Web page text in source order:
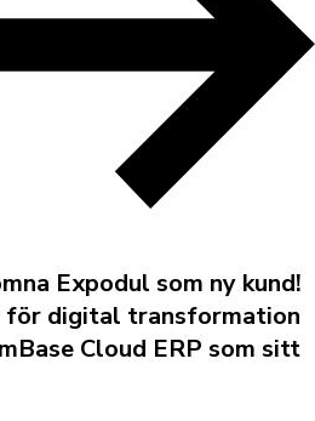
Expodul som ny kund!
för digital transformation
Cloud ERP som sitt